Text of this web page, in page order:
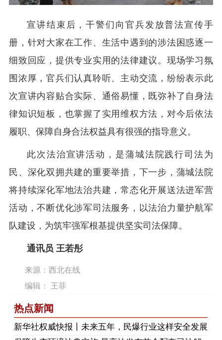
宣讲结束后，干警们向官兵发放普法宣传手
册，针对大家在工作、生活中遇到的涉法困惑逐一
细致回应，提供专业实用的法律建议。现场学习氛
围浓厚，官兵们认真聆听、主动交流，纷纷表示此
次宣讲内容贴合实际、通俗易懂，既弥补了自身法
律知识短板，也掌握了实用维权方法，对今后依法
履职、保障自身合法权益具有很强的指导意义。
此次法治宣讲活动，是蒲城法院践行司法为
民、深化双拥共建的重要举措，下一步，蒲城法院
将持续深化军地法治共建，常态化开展送法进军营
活动，不断优化涉军司法服务，以法治力量护航军
队建设，为筑牢强军根基提供坚实司法保障。
通讯员 王若彤
来源：西北在线
编辑： 王菲
热点新闻
​新华社权威快报丨未来五年，民爆行业这样安全发展